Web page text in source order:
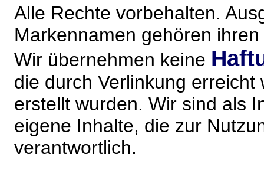
Alle Rechte vorbehalten.
Markennamen gehören
Wir übernehmen keine
die durch Verlinkung
erstellt wurden. Wir sind als
eigene Inhalte, die zur
verantwortlich.